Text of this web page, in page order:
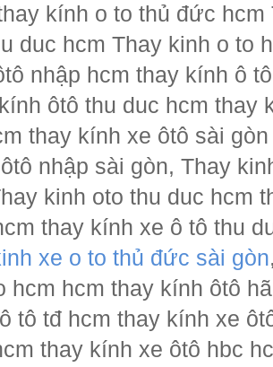
kính o to thủ đức
duc hcm Thay kinh o to
nhập hcm thay kính ô
kính ôtô thu duc hcm thay
thay kính xe ôtô sài
ôtô nhập sài gòn, Thay
kinh oto thu duc hcm
thay kính xe ô tô thu
xe o to thủ đức sài gòn
hcm hcm thay kính ôtô
ô tô tđ hcm thay kính xe
thay kính xe ôtô hbc